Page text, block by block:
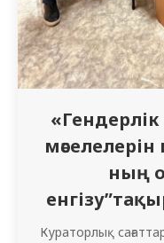
ның
Кураторлық